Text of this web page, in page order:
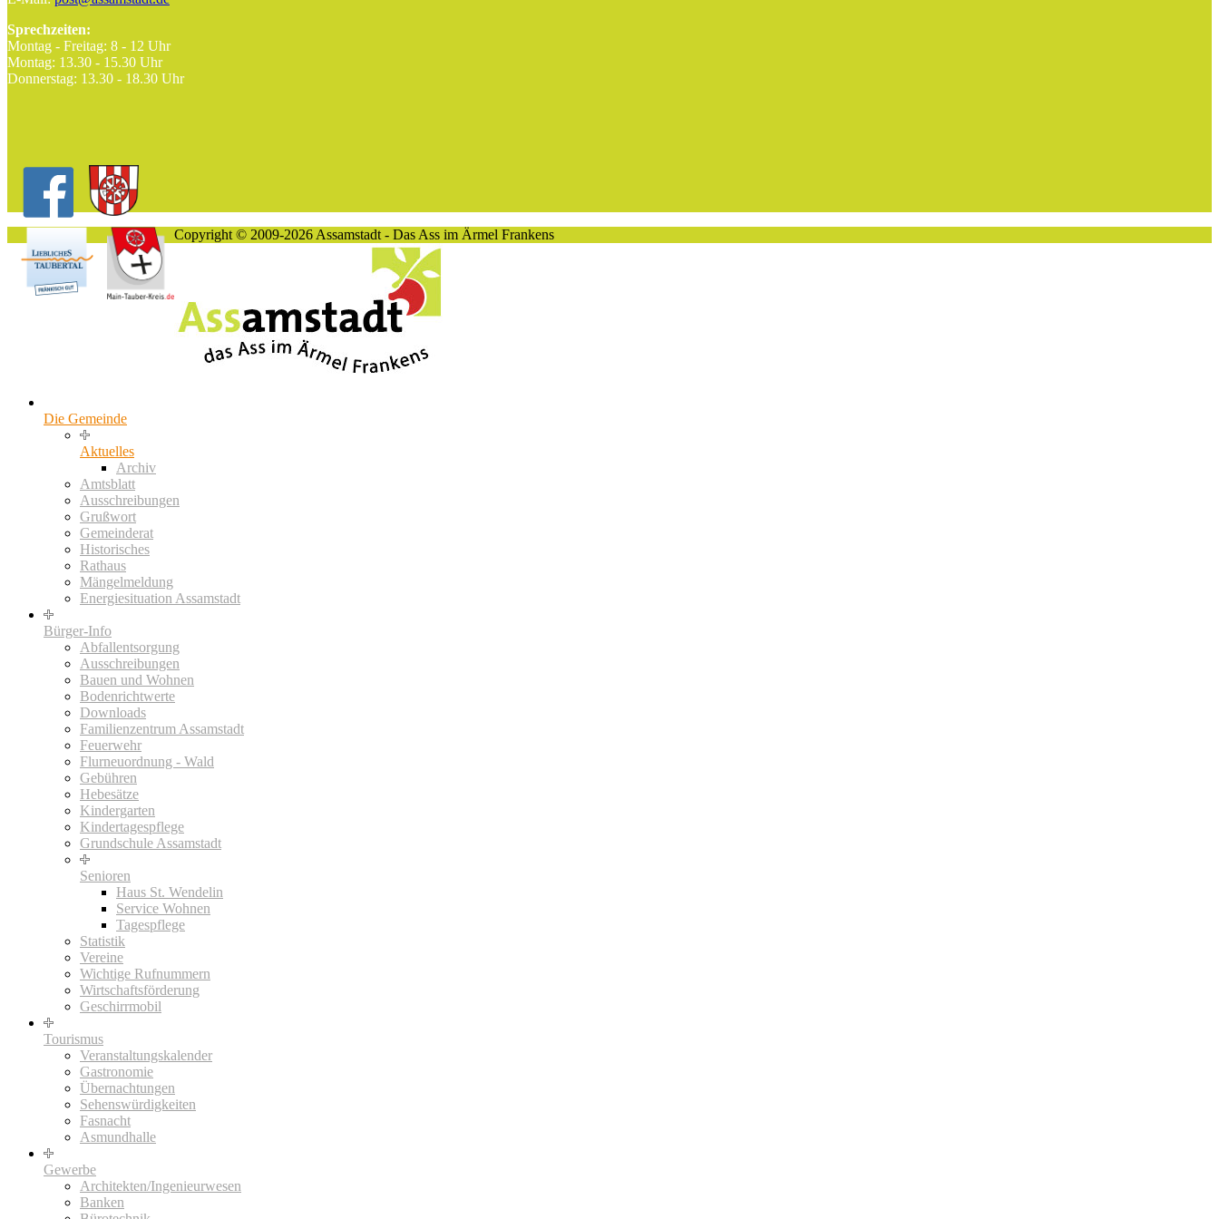
Sprechzeiten:
Montag - Freitag: 8 - 12 Uhr
Montag: 13.30 - 15.30 Uhr
Donnerstag: 13.30 - 18.30 Uhr
Copyright © 2009-2026 Assamstadt - Das Ass im Ärmel Frankens
Die Gemeinde
Aktuelles
Archiv
Amtsblatt
Ausschreibungen
Grußwort
Gemeinderat
Historisches
Rathaus
Mängelmeldung
Energiesituation Assamstadt
Bürger-Info
Abfallentsorgung
Ausschreibungen
Bauen und Wohnen
Bodenrichtwerte
Downloads
Familienzentrum Assamstadt
Feuerwehr
Flurneuordnung - Wald
Gebühren
Hebesätze
Kindergarten
Kindertagespflege
Grundschule Assamstadt
Senioren
Haus St. Wendelin
Service Wohnen
Tagespflege
Statistik
Vereine
Wichtige Rufnummern
Wirtschaftsförderung
Geschirrmobil
Tourismus
Veranstaltungskalender
Gastronomie
Übernachtungen
Sehenswürdigkeiten
Fasnacht
Asmundhalle
Gewerbe
Architekten/Ingenieurwesen
Banken